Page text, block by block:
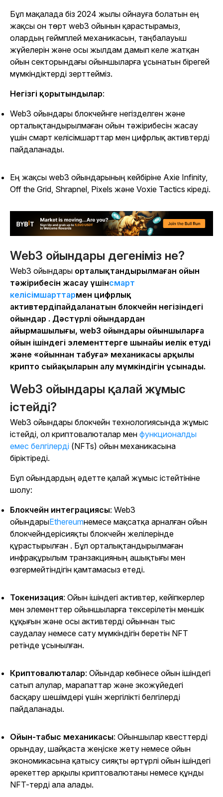
Бұл мақалада біз 2024 жылы ойнауға болатын ең
жақсы он төрт web3 ойынын қарастырамыз,
олардың геймплей механикасын, таңбалауыш
жүйелерін және осы жылдам дамып келе жатқан
ойын секторындағы ойыншыларға ұсынатын бірегей
мүмкіндіктерді зерттейміз.
Негізгі қорытындылар:
Web3 ойындары блокчейнге негізделген және
орталықтандырылмаған ойын тәжірибесін жасау
үшін смарт келісімшарттар мен цифрлық активтерді
пайдаланады.
Ең жақсы web3 ойындарының кейбіріне Axie Infinity,
Off the Grid, Shrapnel, Pixels және Voxie Tactics кіреді.
Web3 ойындары дегеніміз не?
Web3 ойындары орталықтандырылмаған ойын
тәжірибесін жасау үшінсмарт
келісімшарттармен цифрлық
активтердіпайдаланатын блокчейн негізіндегі
ойындар . Дәстүрлі ойындардан
айырмашылығы, web3 ойындары ойыншыларға
ойын ішіндегі элементтерге шынайы иелік етуді
және «ойыннан табуға» механикасы арқылы
крипто сыйақыларын алу мүмкіндігін ұсынады.
Web3 ойындары қалай жұмыс
істейді?
Web3 ойындары блокчейн технологиясында жұмыс
істейді, ол криптовалюталар мен функционалды
емес белгілерді (NFTs) ойын механикасына
біріктіреді.
Бұл ойындардың әдетте қалай жұмыс істейтініне
шолу:
Блокчейн интеграциясы: Web3
ойындарыEthereumнемесе мақсатқа арналған ойын
блокчейндерісияқты блокчейн желілерінде
құрастырылған . Бұл орталықтандырылмаған
инфрақұрылым транзакцияның ашықтығы мен
өзгермейтіндігін қамтамасыз етеді.
Токенизация: Ойын ішіндегі активтер, кейіпкерлер
мен элементтер ойыншыларға тексерілетін меншік
құқығын және осы активтерді ойыннан тыс
саудалау немесе сату мүмкіндігін беретін NFT
ретінде ұсынылған.
Криптовалюталар: Ойындар көбінесе ойын ішіндегі
сатып алулар, марапаттар және экожүйедегі
басқару шешімдері үшін жергілікті белгілерді
пайдаланады.
Ойын-табыс механикасы: Ойыншылар квесттерді
орындау, шайқаста жеңіске жету немесе ойын
экономикасына қатысу сияқты әртүрлі ойын ішіндегі
әрекеттер арқылы криптовалютаны немесе құнды
NFT-терді ала алады.